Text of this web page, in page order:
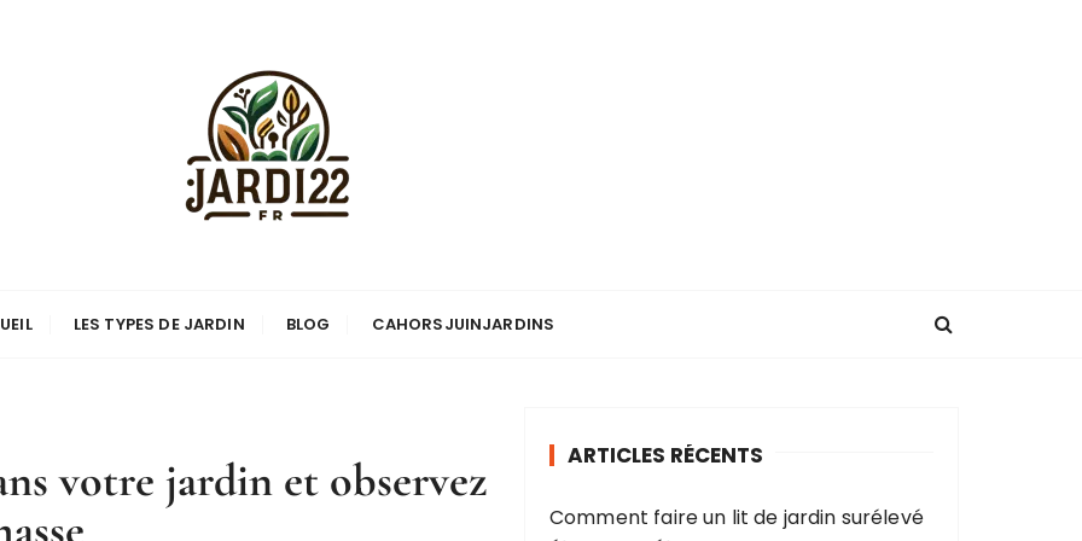
LES TYPES DE JARDIN BLOG CAHORSJUINJARDINS
votre jardin et observez
ARTICLES RÉCENTS
Comment faire un lit de jardin surélevé